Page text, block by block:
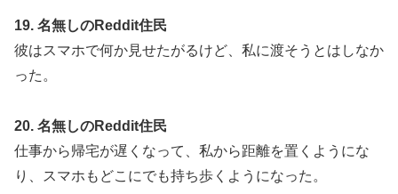
19. 名無しのReddit住民
彼はスマホで何か見せたがるけど、私に渡そうとはしなか
った。
20. 名無しのReddit住民
仕事から帰宅が遅くなって、私から距離を置くようにな
り、スマホもどこにでも持ち歩くようになった。